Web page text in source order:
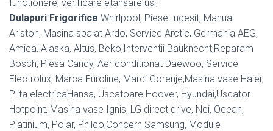
functionare; verificare etansare usi;
Dulapuri Frigorifice Whirlpool, Piese Indesit, Manual
Ariston, Masina spalat Ardo, Service Arctic, Germania AEG,
Amica, Alaska, Altus, Beko,Interventii Bauknecht,Reparam
Bosch, Piesa Candy, Aer conditionat Daewoo, Service
Electrolux, Marca Euroline, Marci Gorenje,Masina vase Haier,
Plita electricaHansa, Uscatoare Hoover, Hyundai,Uscator
Hotpoint, Masina vase Ignis, LG direct drive, Nei, Ocean,
Platinium, Polar, Philco,Concern Samsung, Module